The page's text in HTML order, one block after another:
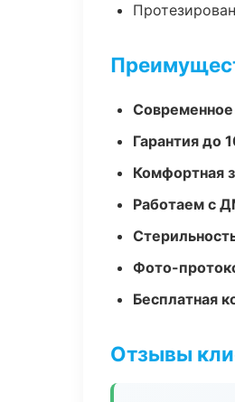
Гарантия до
Комфортная
Работаем с
Фото-
Бесплатная
Отзывы